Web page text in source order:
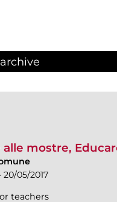
mostre,
20/05/2017
teachers